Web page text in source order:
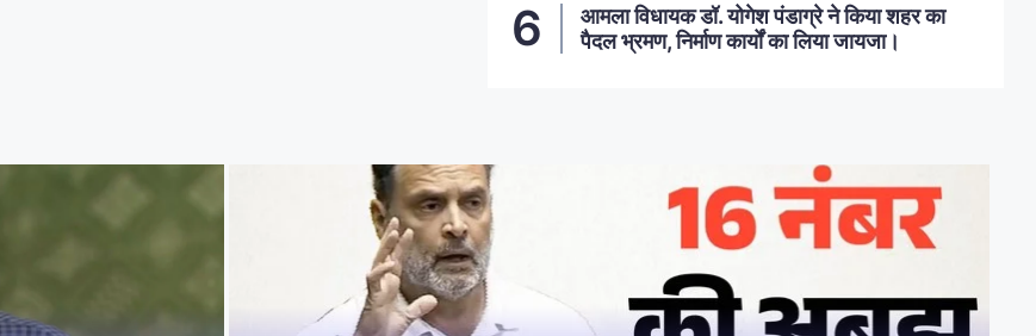
आमला विधायक डॉ. योगेश पंडाग्रे ने किया शहर का
पैदल भ्रमण, निर्माण कार्यों का लिया जायजा।